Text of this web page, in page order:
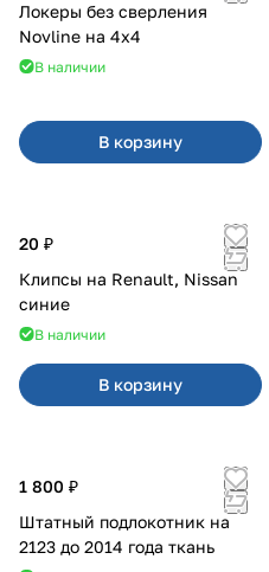
Локеры без сверления
Novline на 4х4
В наличии
В корзину
20 ₽
Клипсы на Renault, Nissan
синие
В наличии
В корзину
1 800 ₽
Штатный подлокотник на
2123 до 2014 года ткань